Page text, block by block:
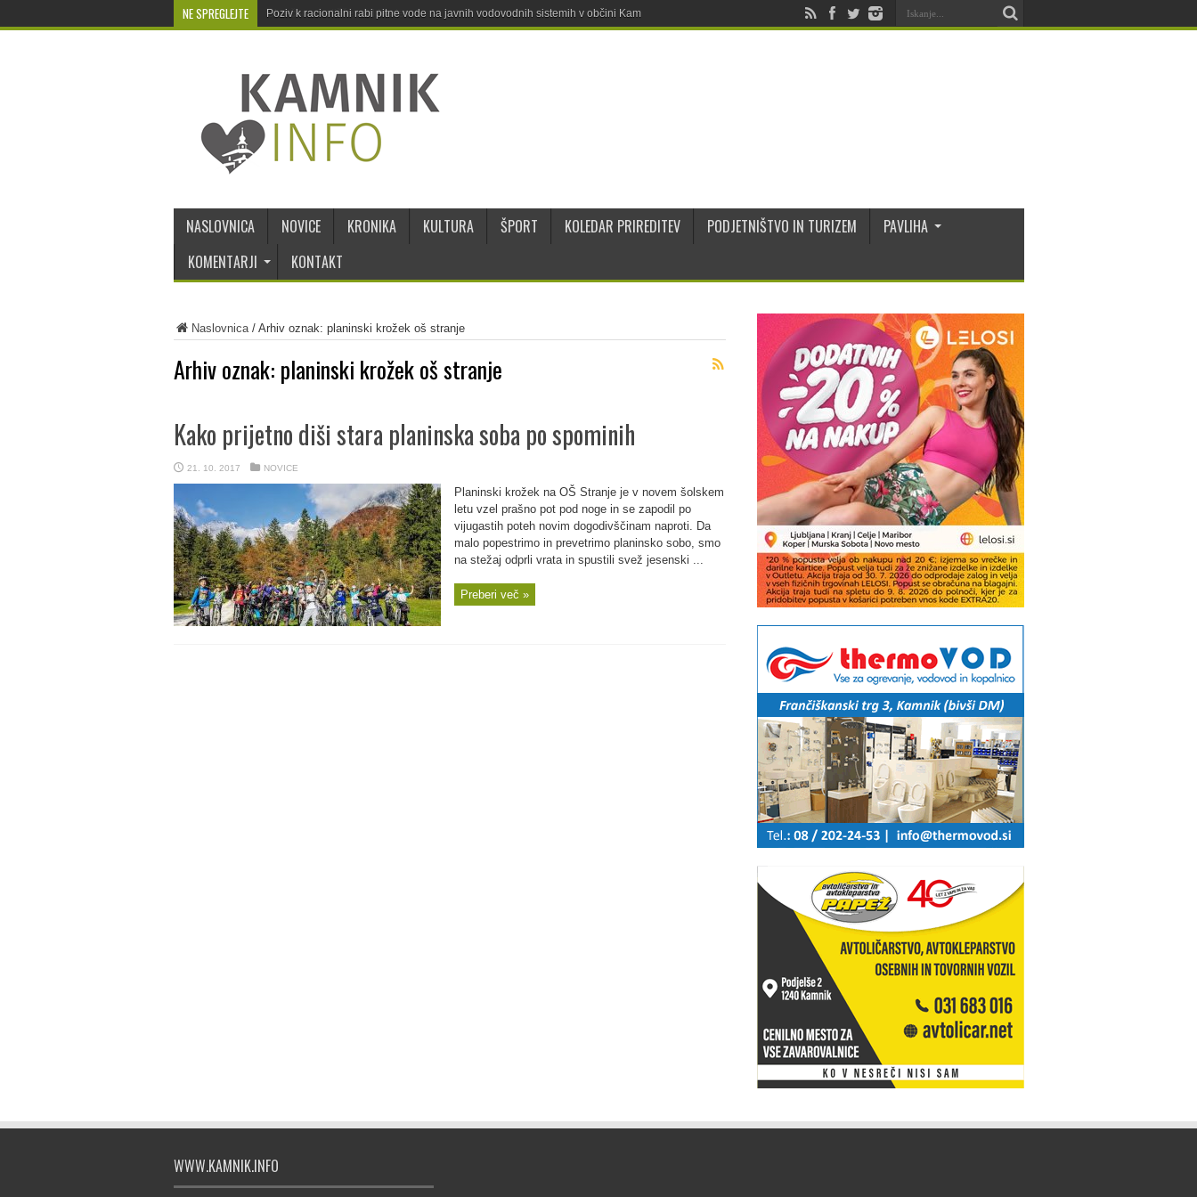
NE SPREGLEJTE Poziv k racionalni rabi pitne vode na javnih vodovodnih sistemih v občini Kamnik
NASLOVNICA NOVICE KRONIKA KULTURA ŠPORT KOLEDAR PRIREDITEV PODJETNIŠTVO IN TURIZEM
PAVLIHA
KOMENTARJI
KONTAKT
Naslovnica/ Arhiv oznak: planinski krožek oš stranje
Arhiv oznak: planinski krožek oš stranje
Kako prijetno diši stara planinska soba po spominih
21. 10. 2017 NOVICE
Planinski krožek na OŠ Stranje je v novem šolskem
letu vzel prašno pot pod noge in se zapodil po
vijugastih poteh novim dogodivščinam naproti. Da
malo popestrimo in prevetrimo planinsko sobo, smo
na stežaj odprli vrata in spustili svež jesenski ...
Preberi več »
WWW.KAMNIK.INFO